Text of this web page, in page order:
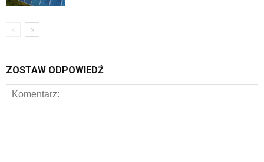
ZOSTAW ODPOWIEDŹ